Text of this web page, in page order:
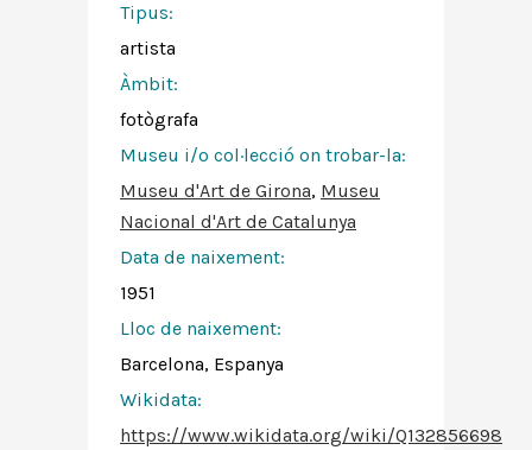
Tipus:
artista
Àmbit:
fotògrafa
Museu i/o col·lecció on trobar-la:
Museu d'Art de Girona, Museu
Nacional d'Art de Catalunya
Data de naixement:
1951
Lloc de naixement:
Barcelona, Espanya
Wikidata:
https://www.wikidata.org/wiki/Q132856698